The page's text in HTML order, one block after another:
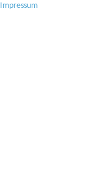
Impressum